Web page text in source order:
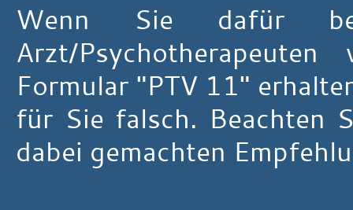
Wenn Sie dafür
Arzt/
Formular "PTV 11"
für Sie falsch. Beachten
dabei gemachten